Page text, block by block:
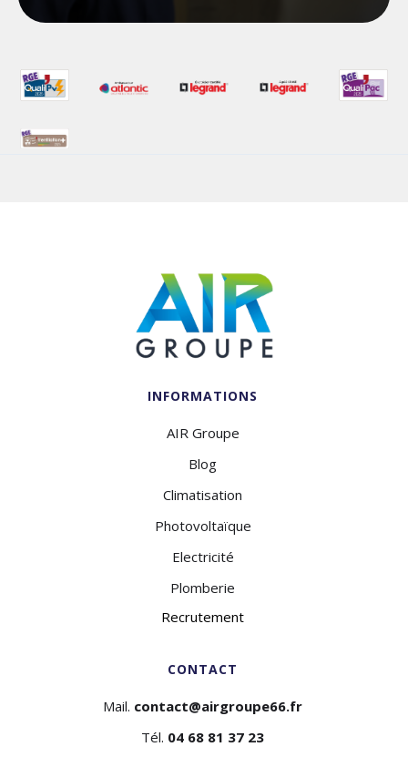
INFORMATIONS
AIR Groupe
Blog
Climatisation
Photovoltaïque
Electricité
Plomberie
Recrutement
CONTACT
Mail. contact@airgroupe66.fr
Tél. 04 68 81 37 23